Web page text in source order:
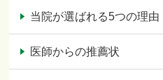
当院が選ばれる5つの理由
医師からの推薦状